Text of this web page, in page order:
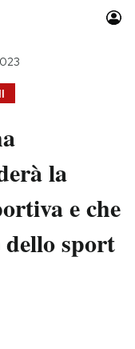
Idee
la
e che
sport